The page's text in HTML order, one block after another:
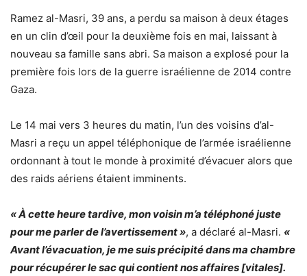
Ramez al-Masri, 39 ans, a perdu sa maison à deux étages
en un clin d’œil pour la deuxième fois en mai, laissant à
nouveau sa famille sans abri. Sa maison a explosé pour la
première fois lors de la guerre israélienne de 2014 contre
Gaza.
Le 14 mai vers 3 heures du matin, l’un des voisins d’al-
Masri a reçu un appel téléphonique de l’armée israélienne
ordonnant à tout le monde à proximité d’évacuer alors que
des raids aériens étaient imminents.
« À cette heure tardive, mon voisin m’a téléphoné juste
pour me parler de l’avertissement », a déclaré al-Masri. «
Avant l’évacuation, je me suis précipité dans ma chambre
pour récupérer le sac qui contient nos affaires [vitales].